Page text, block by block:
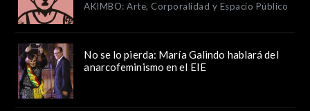
AKIMBO: Arte, Corporalidad y Espacio Público
No se lo pierda: María Galindo hablará del
anarcofeminismo en el EIE